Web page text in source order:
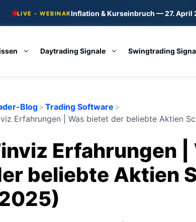
LIVE - WEBINARInflation & Kurseinbruch — 27. April
Daytrading Signale Swingtrading
Blog> Trading Software >
Erfahrungen | Was bietet der beliebte Aktien
Erfahrungen
beliebte Aktien